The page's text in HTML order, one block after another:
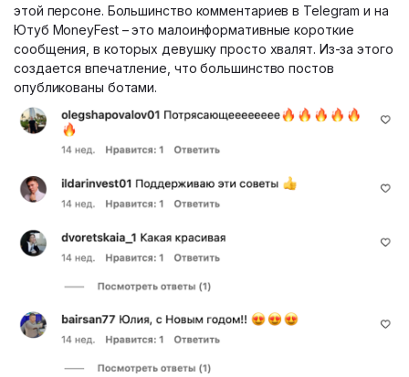
этой персоне. Большинство комментариев в Telegram и на
Ютуб MoneyFest – это малоинформативные короткие
сообщения, в которых девушку просто хвалят. Из-за этого
создается впечатление, что большинство постов
опубликованы ботами.